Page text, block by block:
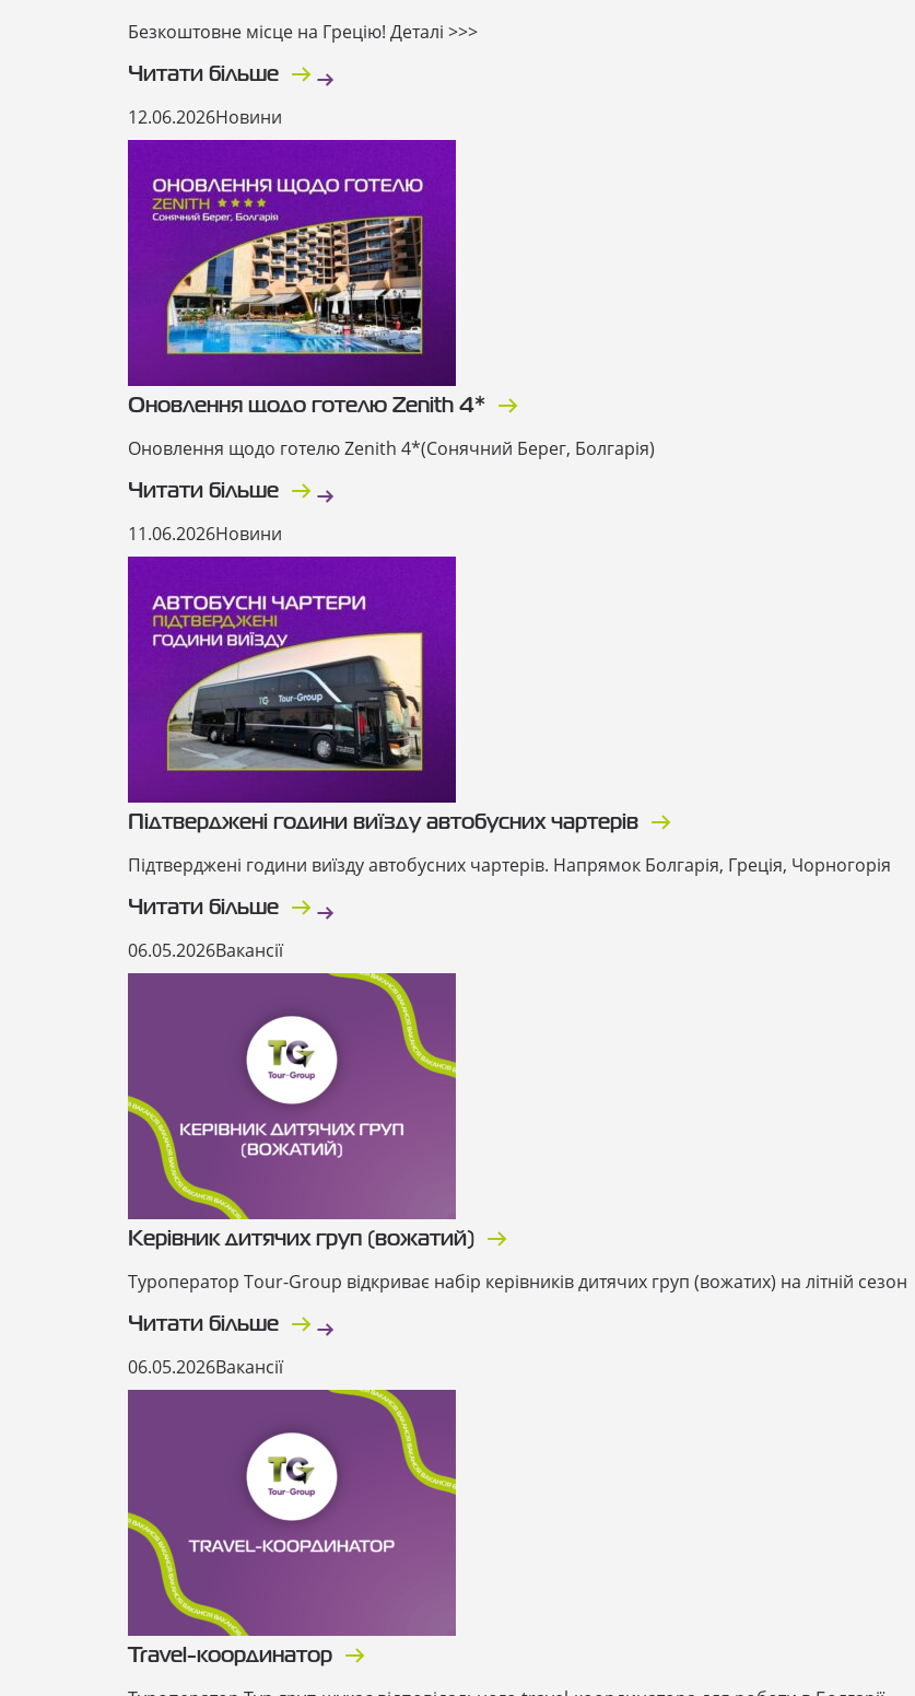
Безкоштовне місце на Грецію! Деталі >>>
Читати більше
12.06.2026Новини
Оновлення щодо готелю Zenith 4*
Оновлення щодо готелю Zenith 4*(Сонячний Берег, Болгарія)
Читати більше
11.06.2026Новини
Підтверджені години виїзду автобусних чартерів
Підтверджені години виїзду автобусних чартерів. Напрямок Болгарія, Греція, Чорногорія
Читати більше
06.05.2026Вакансії
Керівник дитячих груп (вожатий)
Туроператор Tour-Group відкриває набір керівників дитячих груп (вожатих) на літній сезон
Читати більше
06.05.2026Вакансії
Travel-координатор